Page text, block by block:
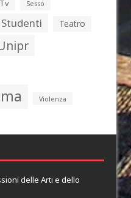
Sesso
Studenti Teatro
Violenza
delle Arti e dello